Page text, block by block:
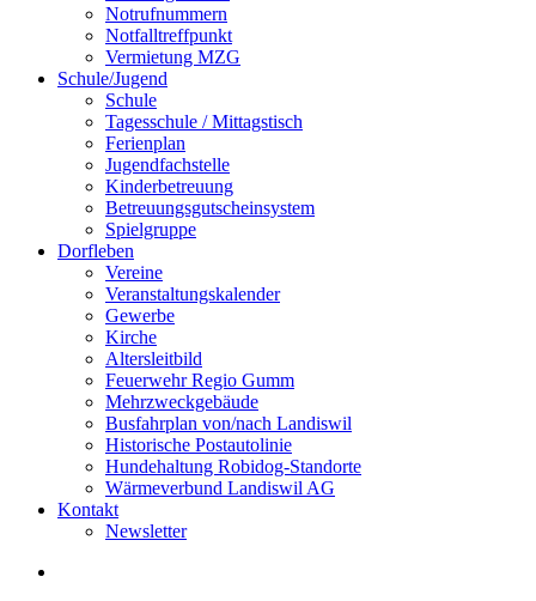
Notrufnummern
Notfalltreffpunkt
Vermietung MZG
Schule/Jugend
Schule
Tagesschule / Mittagstisch
Ferienplan
Jugendfachstelle
Kinderbetreuung
Betreuungsgutscheinsystem
Spielgruppe
Dorfleben
Vereine
Veranstaltungskalender
Gewerbe
Kirche
Altersleitbild
Feuerwehr Regio Gumm
Mehrzweckgebäude
Busfahrplan von/nach Landiswil
Historische Postautolinie
Hundehaltung Robidog-Standorte
Wärmeverbund Landiswil AG
Kontakt
Newsletter